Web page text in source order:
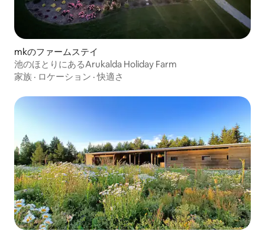
mkのファームステイ
池のほとりにあるArukalda Holiday Farm
家族 · ロケーション ·快適さ